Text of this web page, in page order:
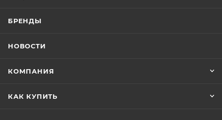
БРЕНДЫ
НОВОСТИ
КОМПАНИЯ
КАК КУПИТЬ